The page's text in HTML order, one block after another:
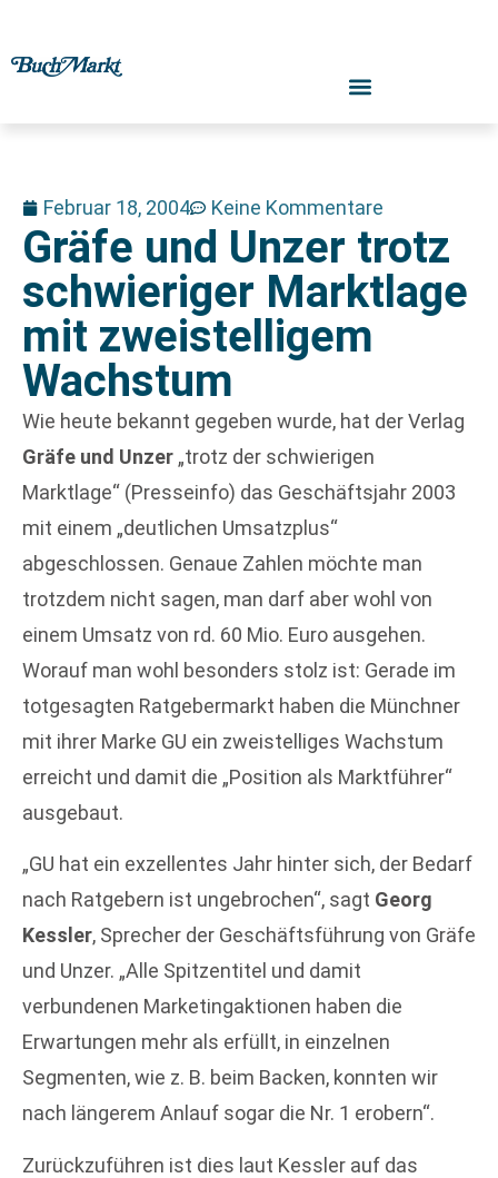
Februar 18, 2004 Keine Kommentare
Gräfe und Unzer trotz
schwieriger Marktlage
mit zweistelligem
Wachstum
Wie heute bekannt gegeben wurde, hat der Verlag
Gräfe und Unzer „trotz der schwierigen
Marktlage“ (Presseinfo) das Geschäftsjahr 2003
mit einem „deutlichen Umsatzplus“
abgeschlossen. Genaue Zahlen möchte man
trotzdem nicht sagen, man darf aber wohl von
einem Umsatz von rd. 60 Mio. Euro ausgehen.
Worauf man wohl besonders stolz ist: Gerade im
totgesagten Ratgebermarkt haben die Münchner
mit ihrer Marke GU ein zweistelliges Wachstum
erreicht und damit die „Position als Marktführer“
ausgebaut.
„GU hat ein exzellentes Jahr hinter sich, der Bedarf
nach Ratgebern ist ungebrochen“, sagt Georg
Kessler, Sprecher der Geschäftsführung von Gräfe
und Unzer. „Alle Spitzentitel und damit
verbundenen Marketingaktionen haben die
Erwartungen mehr als erfüllt, in einzelnen
Segmenten, wie z. B. beim Backen, konnten wir
nach längerem Anlauf sogar die Nr. 1 erobern“.
Zurückzuführen ist dies laut Kessler auf das